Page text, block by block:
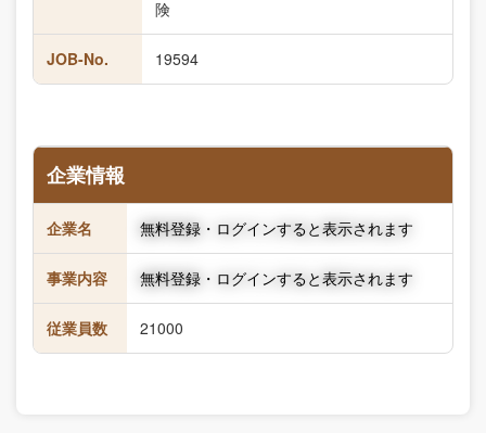
険
JOB-No. 19594
企業情報
企業名 無料登録・ログインすると表示されます
事業内容 無料登録・ログインすると表示されます
従業員数 21000